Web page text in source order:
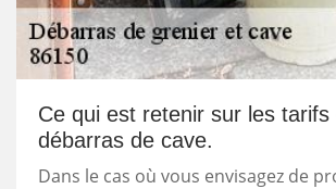
Ce qui est retenir sur les tarifs
débarras de cave.
Dans le cas où vous envisagez de